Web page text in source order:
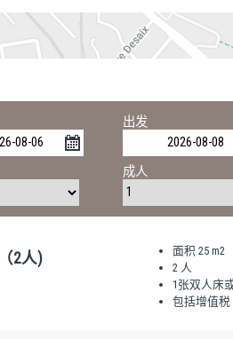
出发
成人
2人)
面积 25 m2
2 人
1张双人床
包括增值税